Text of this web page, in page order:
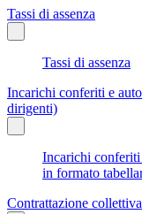
Tassi di assenza
Tassi di assenza
Incarichi conferiti e
dirigenti)
Incarichi
in formato
Contrattazione collettiva